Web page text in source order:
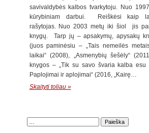
savivaldybės kalbos tvarkytoju. Nuo
kūrybiniam darbui. Reiškėsi kaip
rašytojas. Nuo 2003 metų iki šiol jis
knygų. Tarp jų – apsakymų, apysakų
(juos paminėsiu – „Tais nemeilės
laikai“ (2008), „Asmenybių šešėly“
knygos – „Tik su savo švaria kalba esu
Paplojimai ir aplojimai“ (2016, „Kairę…
Skaityti toliau »